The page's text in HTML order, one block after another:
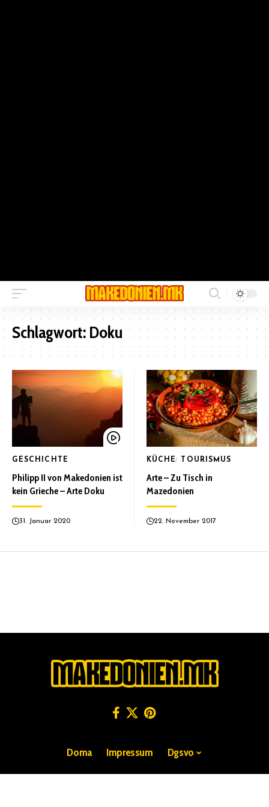
Schlagwort: Doku
GESCHICHTE
Philipp II von Makedonien ist
kein Grieche – Arte Doku
31. Januar 2020
KÜCHE TOURISMUS
Arte – Zu Tisch in
Mazedonien
22. November 2017
Doma Impressum Dgsvo